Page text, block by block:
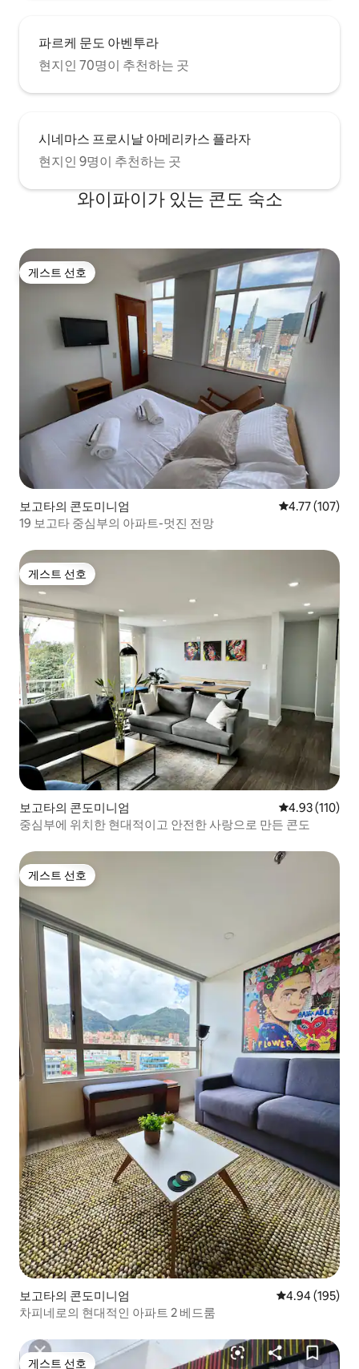
파르케 문도 아벤투라
현지인 70명이 추천하는 곳
시네마스 프로시날 아메리카스 플라자
현지인 9명이 추천하는 곳
와이파이가 있는 콘도 숙소
게스트 선호
게스트 선호
보고타의 콘도미니엄 평점 4.77점(5
4.77 (107)
19 보고타 중심부의 아파트-멋진 전망
게스트 선호
게스트 선호
보고타의 콘도미니엄 평점 4.93점(5
4.93 (110)
중심부에 위치한 현대적이고 안전한 사랑으로 만든 콘도
게스트 선호
게스트 선호
보고타의 콘도미니엄 평점 4.94점(5
4.94 (195)
차피네로의 현대적인 아파트 2 베드룸
게스트 선호